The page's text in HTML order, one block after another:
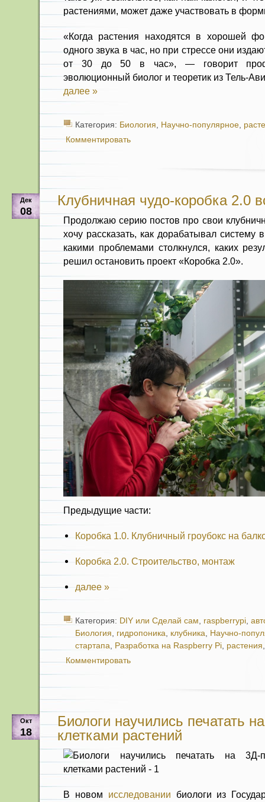
растениями, может даже участвовать в
«Когда растения находятся в хорошей
одного звука в час, но при стрессе они
от 30 до 50 в час», — говорит
эволюционный биолог и теоретик из Тель-
далее »
Категория: Биология, Научно-популярное,
Комментировать
Дек
08
Клубничная чудо-коробка 2.0
Продолжаю серию постов про свои
хочу рассказать, как дорабатывал систему
какими проблемами столкнулся, каких
решил остановить проект «Коробка 2.0».
Предыдущие части:
Коробка 1.0. Клубничный гроубокс на
Коробка 2.0. Строительство, монтаж
далее »
Категория: DIY или Сделай сам, raspberrypi,
Биология, гидропоника, клубника, Научно-
стартапа, Разработка на Raspberry Pi, растения
Комментировать
Окт
18
Биологи научились печатать
клетками растений
В новом исследовании биологи из